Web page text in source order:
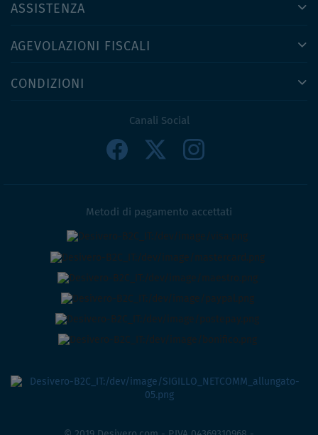
ASSISTENZA
AGEVOLAZIONI FISCALI
CONDIZIONI
Canali Social
Metodi di pagamento accettati